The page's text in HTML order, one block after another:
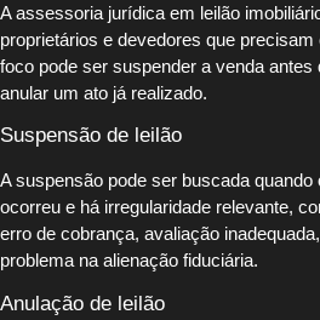
A assessoria jurídica em leilão
proprietários e devedores que
foco pode ser suspender a venda antes
anular um ato já realizado.
Suspensão de leilão
A suspensão pode ser buscada quando
ocorreu e há irregularidade relevante,
erro de cobrança, avaliação
problema na alienação fiduciária.
Anulação de leilão